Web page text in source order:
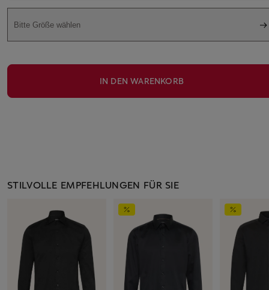
Bitte Größe wählen
IN DEN WARENKORB
STILVOLLE EMPFEHLUNGEN FÜR SIE